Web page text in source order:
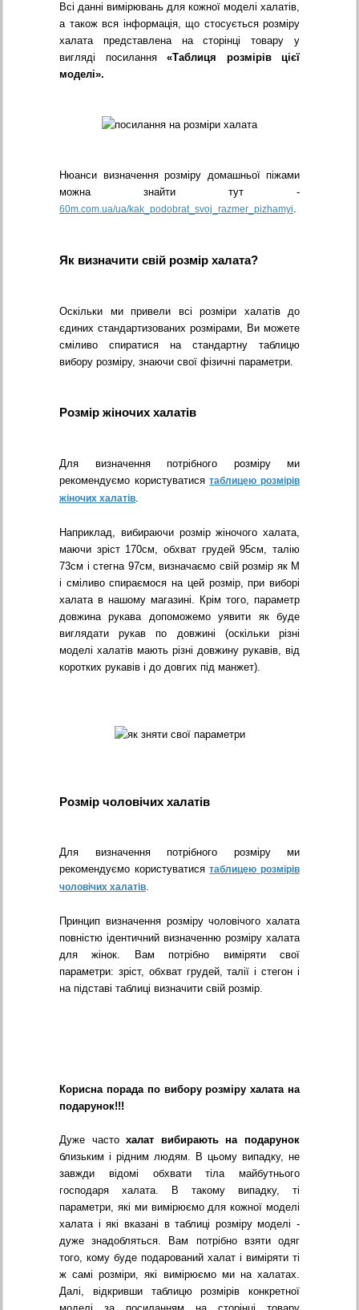
Всі данні вимірювань для кожної моделі халатів,
а також вся інформація, що стосується розміру
халата представлена на сторінці товару у
вигляді посилання «Таблиця розмірів цієї
моделі».
Нюанси визначення розміру домашньої піжами
можна знайти тут -
60m.com.ua/ua/kak_podobrat_svoj_razmer_pizhamyi.
Як визначити свій розмір халата?
Оскільки ми привели всі розміри халатів до
єдиних стандартизованих розмірами, Ви можете
сміливо спиратися на стандартну таблицю
вибору розміру, знаючи свої фізичні параметри.
Розмір жіночих халатів
Для визначення потрібного розміру ми
рекомендуємо користуватисятаблицею розмірів
жіночих халатів.
Наприклад, вибираючи розмір жіночого халата,
маючи зріст 170см, обхват грудей 95см, талію
73см і стегна 97см, визначаємо свій розмір як М
і сміливо спираємося на цей розмір, при виборі
халата в нашому магазині. Крім того, параметр
довжина рукава допоможемо уявити як буде
виглядати рукав по довжині (оскільки різні
моделі халатів мають різні довжину рукавів, від
коротких рукавів і до довгих під манжет).
Розмір чоловічих халатів
Для визначення потрібного розміру ми
рекомендуємо користуватисятаблицею розмірів
чоловічих халатів.
Принцип визначення розміру чоловічого халата
повністю ідентичний визначенню розміру халата
для жінок. Вам потрібно виміряти свої
параметри: зріст, обхват грудей, талії і стегон і
на підставі таблиці визначити свій розмір.
Корисна порада по вибору розміру халата на
подарунок!!!
Дуже частохалат вибирають на подарунок
близьким і рідним людям. В цьому випадку, не
завжди відомі обхвати тіла майбутнього
господаря халата. В такому випадку, ті
параметри, які ми вимірюємо для кожної моделі
халата і які вказані в таблиці розміру моделі -
дуже знадобляться. Вам потрібно взяти одяг
того, кому буде подарований халат і виміряти ті
ж самі розміри, які вимірюємо ми на халатах.
Далі, відкривши таблицю розмірів конкретної